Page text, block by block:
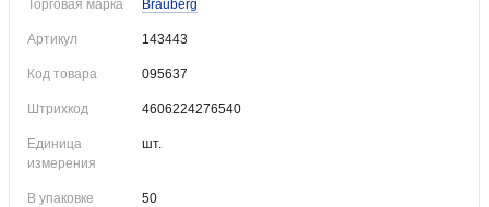
Торговая марка Brauberg
Артикул 143443
Код товара 095637
Штрихкод 4606224276540
Единица
измерения
шт.
В упаковке 50